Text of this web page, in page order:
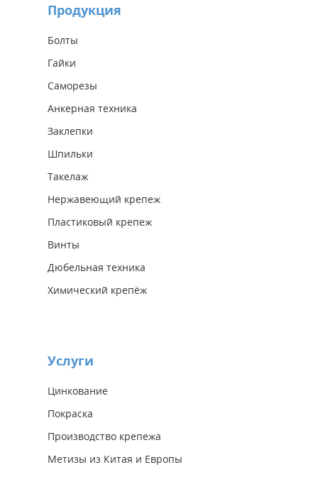
Продукция
Болты
Гайки
Саморезы
Анкерная техника
Заклепки
Шпильки
Такелаж
Нержавеющий крепеж
Пластиковый крепеж
Винты
Дюбельная техника
Химический крепёж
Услуги
Цинкование
Покраска
Производство крепежа
Метизы из Китая и Европы